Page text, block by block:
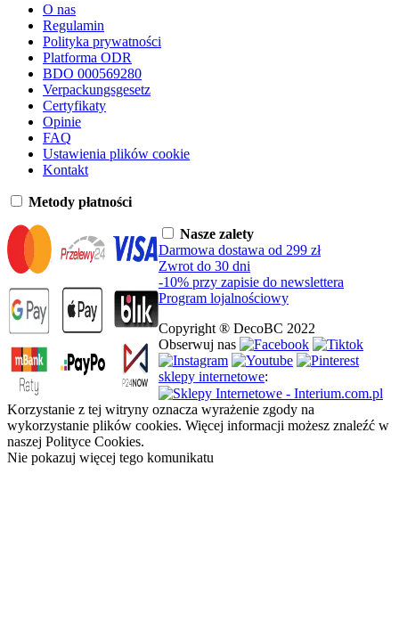
O nas
Regulamin
Polityka prywatności
Platforma ODR
BDO 000569280
Verpackungsgesetz
Certyfikaty
Opinie
FAQ
Ustawienia plików cookie
Kontakt
Metody płatności
Nasze zalety
Darmowa dostawa od 299 zł
Zwrot do 30 dni
-10% przy zapisie do newslettera
Program lojalnościowy
Copyright ® DecoBC 2022
Obserwuj nas
sklepy internetowe:
Korzystanie z tej witryny oznacza wyrażenie zgody na
wykorzystanie plików cookies. Więcej informacji możesz znaleźć w
naszej Polityce Cookies.
Nie pokazuj więcej tego komunikatu